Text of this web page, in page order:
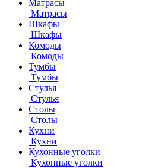
Матрасы
Матрасы
Шкафы
Шкафы
Комоды
Комоды
Тумбы
Тумбы
Стулья
Стулья
Столы
Столы
Кухни
Кухни
Кухонные уголки
Кухонные уголки